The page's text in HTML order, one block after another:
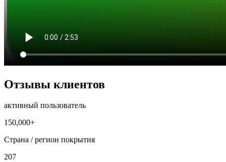
Отзывы клиентов
активный пользователь
150,000+
Страна / регион покрытия
207